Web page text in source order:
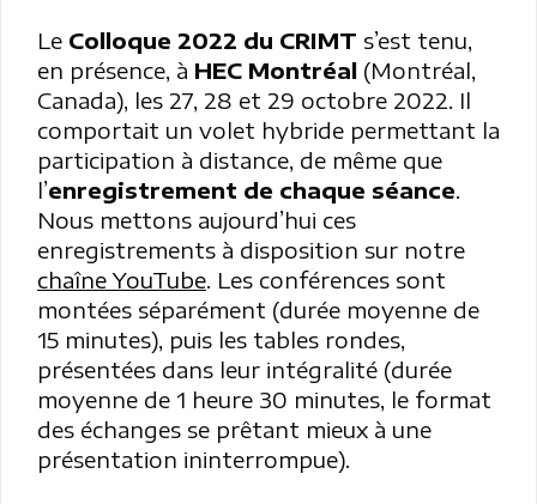
Le Colloque 2022 du CRIMT s’est tenu,
en présence, à HEC Montréal (Montréal,
Canada), les 27, 28 et 29 octobre 2022. Il
comportait un volet hybride permettant la
participation à distance, de même que
l’enregistrement de chaque séance.
Nous mettons aujourd’hui ces
enregistrements à disposition sur notre
chaîne YouTube. Les conférences sont
montées séparément (durée moyenne de
15 minutes), puis les tables rondes,
présentées dans leur intégralité (durée
moyenne de 1 heure 30 minutes, le format
des échanges se prêtant mieux à une
présentation ininterrompue).